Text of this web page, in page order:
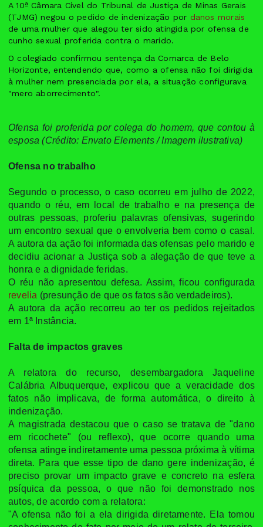
A 10ª Câmara Cível do Tribunal de Justiça de Minas Gerais
(TJMG) negou o pedido de indenização por danos morais
de uma mulher que alegou ter sido atingida por ofensa de
cunho sexual proferida contra o marido.
O colegiado confirmou sentença da Comarca de Belo
Horizonte, entendendo que, como a ofensa não foi dirigida
à mulher nem presenciada por ela, a situação configurava
"mero aborrecimento".
Ofensa foi proferida por colega do homem, que contou à
esposa (Crédito: Envato Elements / Imagem ilustrativa)
Ofensa no trabalho
Segundo o processo, o caso ocorreu em julho de 2022,
quando o réu, em local de trabalho e na presença de
outras pessoas, proferiu palavras ofensivas, sugerindo
um encontro sexual que o envolveria bem como o casal.
A autora da ação foi informada das ofensas pelo marido e
decidiu acionar a Justiça sob a alegação de que teve a
honra e a dignidade feridas.
O réu não apresentou defesa. Assim, ficou configurada
revelia (presunção de que os fatos são verdadeiros).
A autora da ação recorreu ao ter os pedidos rejeitados
em 1ª Instância.
Falta de impactos graves
A relatora do recurso, desembargadora Jaqueline
Calábria Albuquerque, explicou que a veracidade dos
fatos não implicava, de forma automática, o direito à
indenização.
A magistrada destacou que o caso se tratava de "dano
em ricochete" (ou reflexo), que ocorre quando uma
ofensa atinge indiretamente uma pessoa próxima à vítima
direta. Para que esse tipo de dano gere indenização, é
preciso provar um impacto grave e concreto na esfera
psíquica da pessoa, o que não foi demonstrado nos
autos, de acordo com a relatora:
"A ofensa não foi a ela dirigida diretamente. Ela tomou